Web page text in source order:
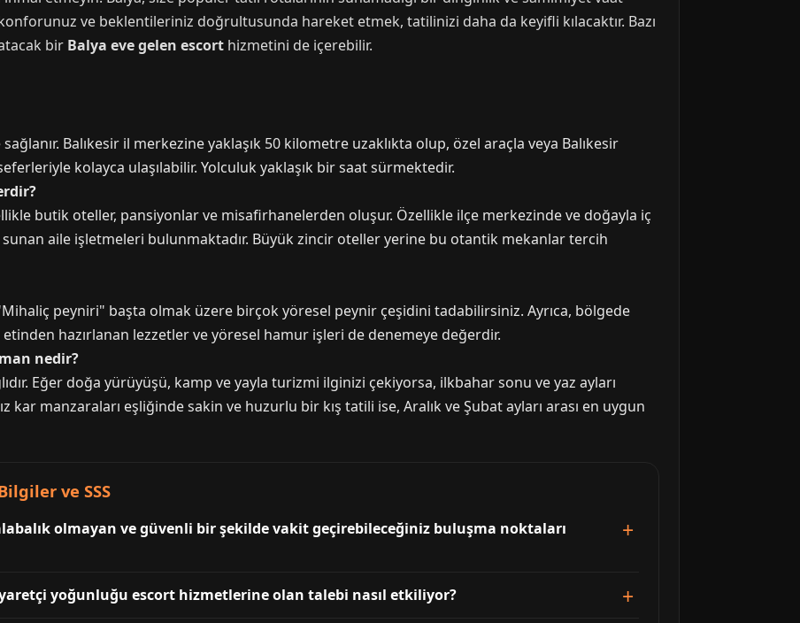
ve beklentileriniz doğrultusunda hareket etmek, tatilinizi daha da keyifli kılacaktır. Bazı
bir Balya eve gelen escort hizmetini de içerebilir.
Balıkesir il merkezine yaklaşık 50 kilometre uzaklıkta olup, özel araçla veya Balıkesir
kolayca ulaşılabilir. Yolculuk yaklaşık bir saat sürmektedir.
butik oteller, pansiyonlar ve misafirhanelerden oluşur. Özellikle ilçe merkezinde ve doğayla iç
aile işletmeleri bulunmaktadır. Büyük zincir oteller yerine bu otantik mekanlar tercih
peyniri" başta olmak üzere birçok yöresel peynir çeşidini tadabilirsiniz. Ayrıca, bölgede
hazırlanan lezzetler ve yöresel hamur işleri de denemeye değerdir.
nedir?
Eğer doğa yürüyüşü, kamp ve yayla turizmi ilginizi çekiyorsa, ilkbahar sonu ve yaz ayları
kar manzaraları eşliğinde sakin ve huzurlu bir kış tatili ise, Aralık ve Şubat ayları arası en uygun
ve SSS
olmayan ve güvenli bir şekilde vakit geçirebileceğiniz buluşma noktaları
yoğunluğu escort hizmetlerine olan talebi nasıl etkiliyor?